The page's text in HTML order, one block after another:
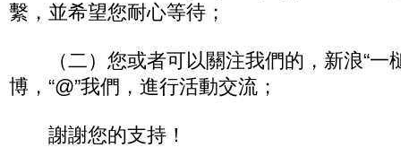
繫，並希望您耐心等待；
（二）您或者可以關注我們的，新浪“一
博，“@”我們，進行活動交流；
謝謝您的支持！